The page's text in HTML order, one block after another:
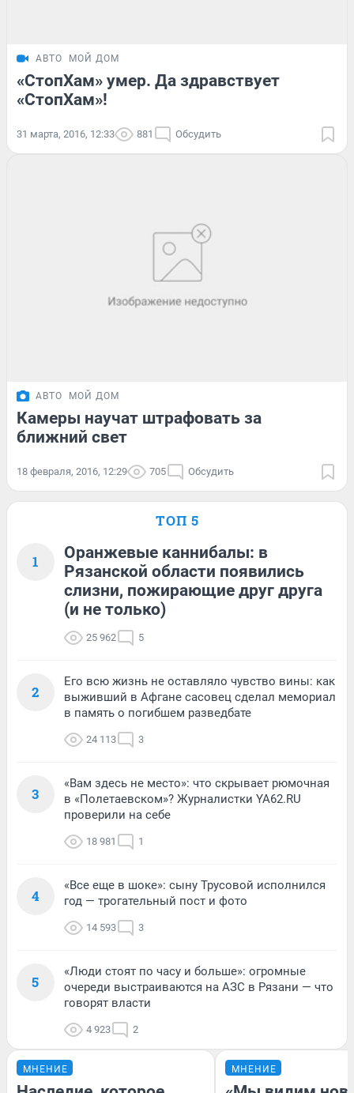
АВТО МОЙ ДОМ
«СтопХам» умер. Да здравствует
«СтопХам»!
31 марта, 2016, 12:33 881 Обсудить
АВТО МОЙ ДОМ
Камеры научат штрафовать за
ближний свет
18 февраля, 2016, 12:29 705 Обсудить
ТОП 5
1
Оранжевые каннибалы: в
Рязанской области появились
слизни, пожирающие друг друга
(и не только)
25 962 5
2
Его всю жизнь не оставляло чувство вины: как
выживший в Афгане сасовец сделал мемориал
в память о погибшем разведбате
24 113 3
3
«Вам здесь не место»: что скрывает рюмочная
в «Полетаевском»? Журналистки YA62.RU
проверили на себе
18 981 1
4
«Все еще в шоке»: сыну Трусовой исполнился
год — трогательный пост и фото
14 593 3
5
«Люди стоят по часу и больше»: огромные
очереди выстраиваются на АЗС в Рязани — что
говорят власти
4 923 2
МНЕНИЕ МНЕНИЕ